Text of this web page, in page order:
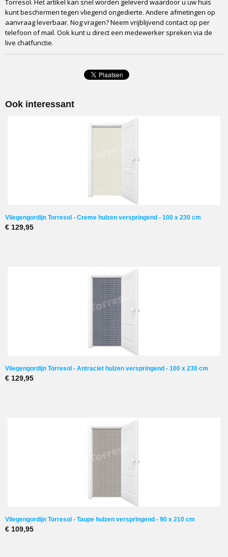
Torresol. Het artikel kan snel worden geleverd waardoor u uw huis
kunt beschermen tegen vliegend ongedierte. Andere afmetingen op
aanvraag leverbaar. Nog vragen? Neem vrijblijvend contact op per
telefoon of mail. Ook kunt u direct een medewerker spreken via de
live chatfunctie.
Ook interessant
Vliegengordijn Torresol - Creme hulzen verspringend - 100 x 230 cm
€ 129,95
Vliegengordijn Torresol - Antraciet hulzen verspringend - 100 x 230 cm
€ 129,95
Vliegengordijn Torresol - Taupe hulzen verspringend - 90 x 210 cm
€ 109,95